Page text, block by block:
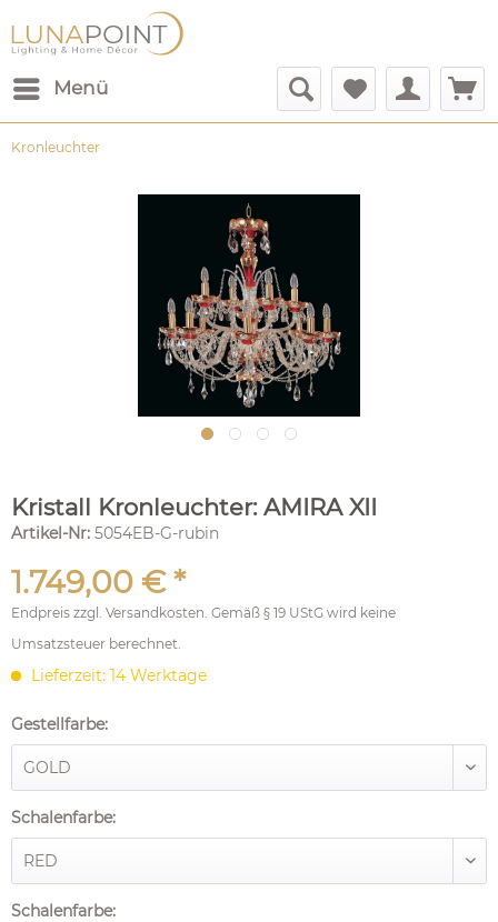
Menü
Kronleuchter
Kristall Kronleuchter: AMIRA XII
Artikel-Nr: 5054EB-G-rubin
1.749,00 € *
Endpreis zzgl. Versandkosten. Gemäß § 19 UStG wird keine
Umsatzsteuer berechnet.
Lieferzeit: 14 Werktage
Gestellfarbe:
Schalenfarbe:
Schalenfarbe: